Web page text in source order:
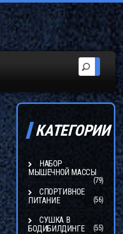
КАТЕГОРИИ
НАБОР
МЫШЕЧНОЙ МАССЫ
(79)
СПОРТИВНОЕ
ПИТАНИЕ
(56)
СУШКА В
БОДИБИЛДИНГЕ
(55)